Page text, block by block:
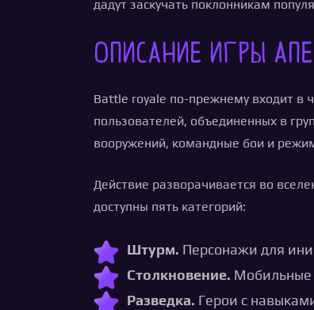
дадут заскучать поклонникам
Описание игры
Battle royale по-прежнему входит в
пользователей, объединенных в
вооружений, командные бои и
Действие разворачивается во
доступны пять категорий:
Штурм. Персонажи для
Столкновение. Мобильные
Разведка. Герои с